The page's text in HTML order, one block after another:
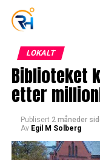
LOKALT
Biblioteket
etter
Publisert 2 måneder
Av Egil M Solberg